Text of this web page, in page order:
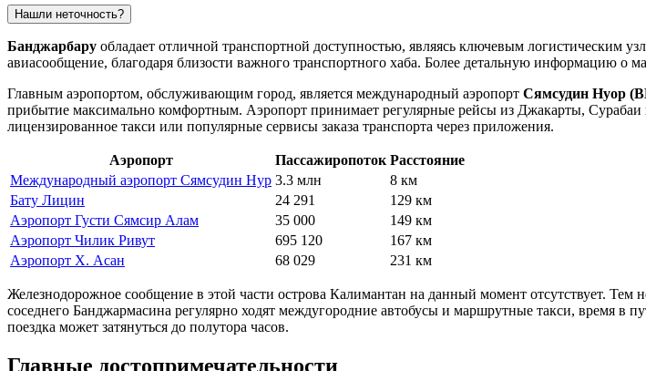
Нашли неточность?
Банджарбару обладает отличной транспортной доступностью, являясь ключевым логистическим
авиасообщение, благодаря близости важного транспортного хаба. Более детальную информацию
Главным аэропортом, обслуживающим город, является международный аэропорт Сямсудин Нуор
прибытие максимально комфортным. Аэропорт принимает регулярные рейсы из Джакарты,
лицензированное такси или популярные сервисы заказа транспорта через приложения.
Аэропорт Пассажиропоток Расстояние
Международный аэропорт Сямсудин Нур 3.3 млн
8 км
Бату Лицин
24 291
129 км
Аэропорт Густи Сямсир Алам
35 000
149 км
Аэропорт Чилик Ривут
695 120
167 км
Аэропорт Х. Асан
68 029 231 км
Железнодорожное сообщение в этой части острова Калимантан на данный момент отсутствует.
соседнего Банджармасина регулярно ходят междугородние автобусы и маршрутные такси, время в
поездка может затянуться до полутора часов.
Главные достопримечательности